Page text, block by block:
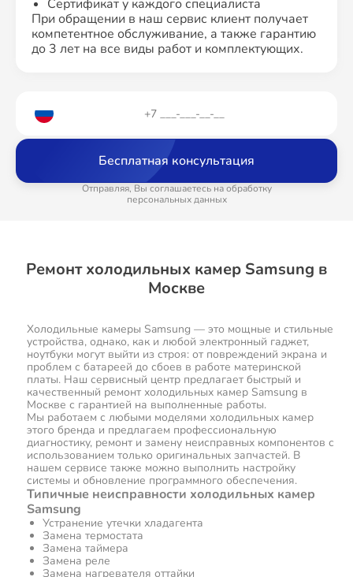
Сертификат у каждого специалиста
При обращении в наш сервис клиент получает
компетентное обслуживание, а также гарантию
до 3 лет на все виды работ и комплектующих.
Бесплатная консультация
Отправляя, Вы соглашаетесь на обработку
персональных данных
Ремонт холодильных камер Samsung в
Москве
Холодильные камеры Samsung — это мощные и стильные
устройства, однако, как и любой электронный гаджет,
ноутбуки могут выйти из строя: от повреждений экрана и
проблем с батареей до сбоев в работе материнской
платы. Наш сервисный центр предлагает быстрый и
качественный ремонт холодильных камер Samsung в
Москве с гарантией на выполненные работы.
Мы работаем с любыми моделями холодильных камер
этого бренда и предлагаем профессиональную
диагностику, ремонт и замену неисправных компонентов с
использованием только оригинальных запчастей. В
нашем сервисе также можно выполнить настройку
системы и обновление программного обеспечения.
Типичные неисправности холодильных камер
Samsung
Устранение утечки хладагента
Замена термостата
Замена таймера
Замена реле
Замена нагревателя оттайки